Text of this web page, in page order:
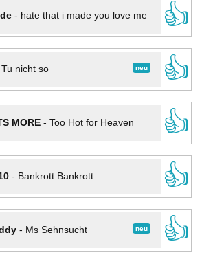
- hate that i made you love me
👍
neu
Tu nicht so
👍
MORE- Too Hot for Heaven
👍
- Bankrott Bankrott
👍
neu
- Ms Sehnsucht
👍